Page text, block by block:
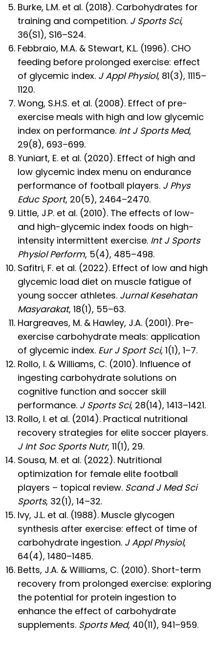
Burke, L.M. et al. (2018). Carbohydrates for
training and competition. J Sports Sci,
36(S1), S16–S24.
Febbraio, M.A. & Stewart, K.L. (1996). CHO
feeding before prolonged exercise: effect
of glycemic index. J Appl Physiol, 81(3), 1115–
1120.
Wong, S.H.S. et al. (2008). Effect of pre-
exercise meals with high and low glycemic
index on performance. Int J Sports Med,
29(8), 693–699.
Yuniart, E. et al. (2020). Effect of high and
low glycemic index menu on endurance
performance of football players. J Phys
Educ Sport, 20(5), 2464–2470.
Little, J.P. et al. (2010). The effects of low-
and high-glycemic index foods on high-
intensity intermittent exercise. Int J Sports
Physiol Perform, 5(4), 485–498.
Safitri, F. et al. (2022). Effect of low and high
glycemic load diet on muscle fatigue of
young soccer athletes. Jurnal Kesehatan
Masyarakat, 18(1), 55–63.
Hargreaves, M. & Hawley, J.A. (2001). Pre-
exercise carbohydrate meals: application
of glycemic index. Eur J Sport Sci, 1(1), 1–7.
Rollo, I. & Williams, C. (2010). Influence of
ingesting carbohydrate solutions on
cognitive function and soccer skill
performance. J Sports Sci, 28(14), 1413–1421.
Rollo, I. et al. (2014). Practical nutritional
recovery strategies for elite soccer players.
J Int Soc Sports Nutr, 11(1), 29.
Sousa, M. et al. (2022). Nutritional
optimization for female elite football
players – topical review. Scand J Med Sci
Sports, 32(1), 14–32.
Ivy, J.L. et al. (1988). Muscle glycogen
synthesis after exercise: effect of time of
carbohydrate ingestion. J Appl Physiol,
64(4), 1480–1485.
Betts, J.A. & Williams, C. (2010). Short-term
recovery from prolonged exercise: exploring
the potential for protein ingestion to
enhance the effect of carbohydrate
supplements. Sports Med, 40(11), 941–959.